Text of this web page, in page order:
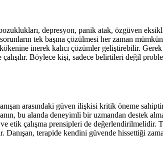
depresyon, panik atak, özgüven
tek başına çözülmesi her zaman
inerek kalıcı çözümler geliştirebilir. Gerek
Böylece kişi, sadece belirtileri değil
arasındaki güven ilişkisi kritik öneme
bu alanda deneyimli bir uzmandan destek
etik çalışma prensipleri de değerlendirilmelidir.
terapide kendini güvende hissettiği